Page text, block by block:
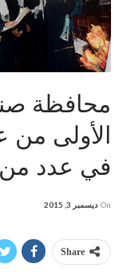
محافظة
الأولى من
في عدد من
On ديسمبر 3, 2015
Share